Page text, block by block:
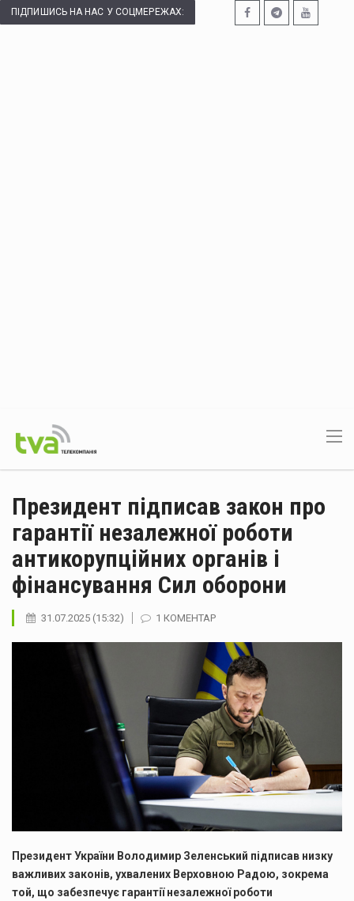
ПІДПИШИСЬ НА НАС У СОЦМЕРЕЖАХ:
Президент підписав закон про
гарантії незалежної роботи
антикорупційних органів і
фінансування Сил оборони
31.07.2025 (15:32) 1 КОМЕНТАР
Президент України Володимир Зеленський підписав низку
важливих законів, ухвалених Верховною Радою, зокрема
той, що забезпечує гарантії незалежної роботи